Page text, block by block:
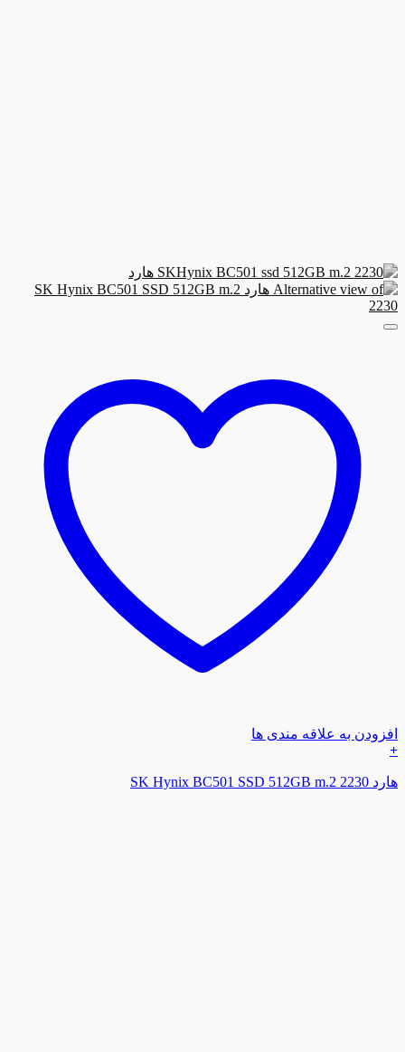
افزودن به علاقه مندی ها
+
هارد SK Hynix BC501 SSD 512GB m.2 2230